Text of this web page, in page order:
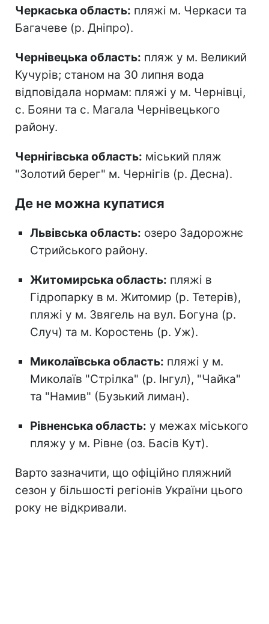
Черкаська область: пляжі м. Черкаси та
Багачеве (р. Дніпро).
Чернівецька область: пляж у м. Великий
Кучурів; станом на 30 липня вода
відповідала нормам: пляжі у м. Чернівці,
с. Бояни та с. Магала Чернівецького
району.
Чернігівська область: міський пляж
"Золотий берег" м. Чернігів (р. Десна).
Де не можна купатися
Львівська область: озеро Задорожнє
Стрийського району.
Житомирська область: пляжі в
Гідропарку в м. Житомир (р. Тетерів),
пляжі у м. Звягель на вул. Богуна (р.
Случ) та м. Коростень (р. Уж).
Миколаївська область: пляжі у м.
Миколаїв "Стрілка" (р. Інгул), "Чайка"
та "Намив" (Бузький лиман).
Рівненська область: у межах міського
пляжу у м. Рівне (оз. Басів Кут).
Варто зазначити, що офіційно пляжний
сезон у більшості регіонів України цього
року не відкривали.